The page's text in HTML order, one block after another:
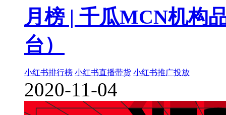
月榜 | 千瓜MCN机构
台）
小红书排行榜 小红书直播带货 小红书推广投放
2020-11-04